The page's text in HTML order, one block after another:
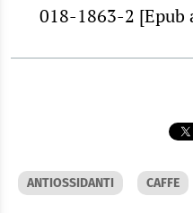
018-1863-2 [Epub
ANTIOSSIDANTI CAFFE